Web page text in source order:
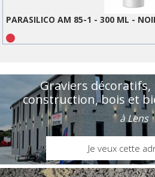
PARASILICO AM 85-1 - 300 ML -
Graviers
construction, bois et
à Lens
Je veux cette